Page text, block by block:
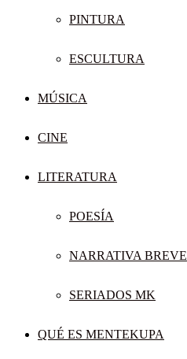
PINTURA
ESCULTURA
MÚSICA
CINE
LITERATURA
POESÍA
NARRATIVA BREVE
SERIADOS MK
QUÉ ES MENTEKUPA